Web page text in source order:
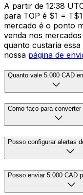
A partir de 12:38
para TOP é $1 =
mercado é o ponto
venda nos
quanto custaria
nossa página de
Quanto vale 5.000 CAD
Como faço para converter
Posso configurar alertas
Posso enviar 5.000 CAD